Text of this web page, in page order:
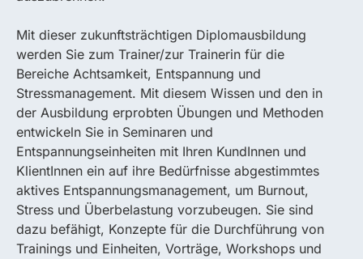
Mit dieser zukunftsträchtigen Diplomausbildung
werden Sie zum Trainer/zur Trainerin für die
Bereiche Achtsamkeit, Entspannung und
Stressmanagement. Mit diesem Wissen und den in
der Ausbildung erprobten Übungen und Methoden
entwickeln Sie in Seminaren und
Entspannungseinheiten mit Ihren KundInnen und
KlientInnen ein auf ihre Bedürfnisse abgestimmtes
aktives Entspannungsmanagement, um Burnout,
Stress und Überbelastung vorzubeugen. Sie sind
dazu befähigt, Konzepte für die Durchführung von
Trainings und Einheiten, Vorträge, Workshops und